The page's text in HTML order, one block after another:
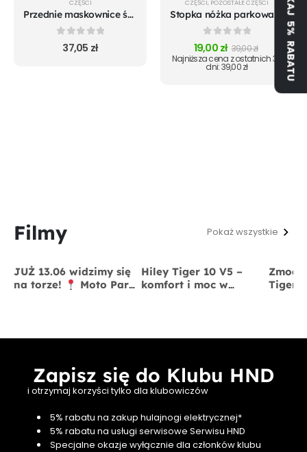
CZĘŚCI
Przednie maskownice śrub koła do Xiaomi m365 Pro Mi 1S Pro 2 Essential
out of 5
37,05 zł
CZĘŚCI, POZOSTAŁE CZĘŚCI
0out of 5
19,00zł 39,00zł
Najniższa cena z ostatnich 30
dni:39,00zł
Filmy Pokaż wszystkie
JUŻ 13.06 widzimy się
na torze!
Moto Park
Hiley Tiger 10 V5 –
komfort i moc w
Tiger
Zapisz się do Klubu HND
i otrzymaj korzyści tylko dla klubowiczów
5% rabatu na zakup hulajnogi elektrycznej*
5% rabatu na usługi serwisowe Serwisu HND
Specjalne okazje wyłącznie dla członków klubu
ZYSKAJ 5% RABATU